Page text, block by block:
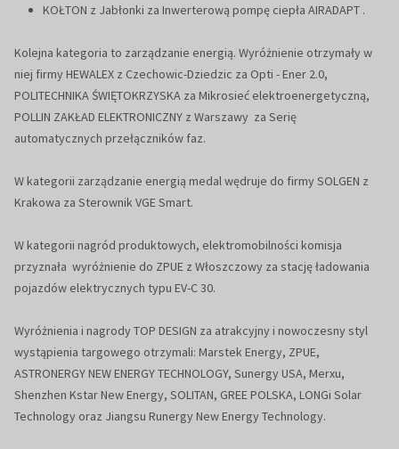
KOŁTON z Jabłonki za Inwerterową pompę ciepła AIRADAPT .
Kolejna kategoria to zarządzanie energią. Wyróżnienie otrzymały w
niej firmy HEWALEX z Czechowic-Dziedzic za Opti - Ener 2.0,
POLITECHNIKA ŚWIĘTOKRZYSKA za Mikrosieć elektroenergetyczną,
POLLIN ZAKŁAD ELEKTRONICZNY z Warszawy za Serię
automatycznych przełączników faz.
W kategorii zarządzanie energią medal wędruje do firmy SOLGEN z
Krakowa za Sterownik VGE Smart.
W kategorii nagród produktowych, elektromobilności komisja
przyznała wyróżnienie do ZPUE z Włoszczowy za stację ładowania
pojazdów elektrycznych typu EV-C 30.
Wyróżnienia i nagrody TOP DESIGN za atrakcyjny i nowoczesny styl
wystąpienia targowego otrzymali: Marstek Energy, ZPUE,
ASTRONERGY NEW ENERGY TECHNOLOGY, Sunergy USA, Merxu,
Shenzhen Kstar New Energy, SOLITAN, GREE POLSKA, LONGi Solar
Technology oraz Jiangsu Runergy New Energy Technology.